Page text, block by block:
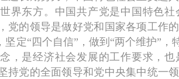
界东方。中国共产党是中国特色
党的领导是做好党和国家各项工作
坚定“四个自信”，做到“两个维护”
，是经济社会发展的工作要求，
持党的全面领导和党中央集中统一